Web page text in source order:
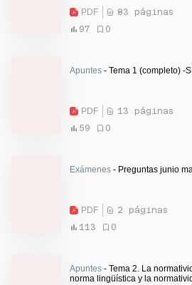
PDF
83 páginas
97
0
Apuntes - Tema 1 (completo) -
PDF
13 páginas
59
0
Exámenes - Preguntas junio
PDF
2 páginas
113
0
Apuntes - Tema 2. La
norma lingüística y la